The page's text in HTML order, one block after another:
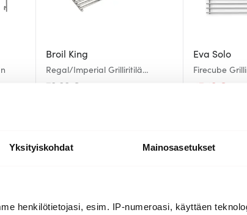
Yksityiskohdat Mainosasetukset
henkilötietojasi, esim. IP-numeroasi, käyttäen
Broil King
Regal/Imperial Grilliritilä
49x16,5x2,5 cm
70.00 €
Eva Solo
Firecube
47.40 €